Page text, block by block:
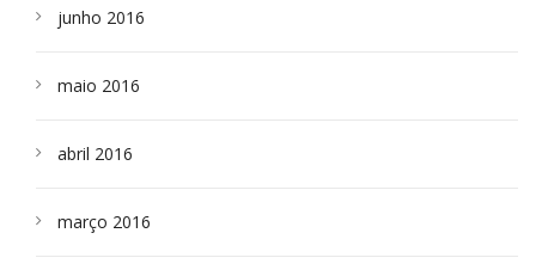
junho 2016
maio 2016
abril 2016
março 2016